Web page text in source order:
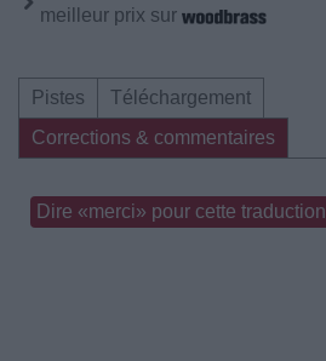
meilleur prix sur
Pistes
Téléchargement
Corrections & commentaires
Dire «merci» pour cette traduction